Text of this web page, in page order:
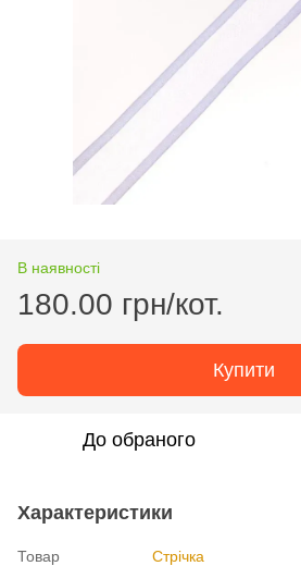
В наявності
180.00 грн/кот.
Купити
До обраного
Характеристики
Товар
Стрічка